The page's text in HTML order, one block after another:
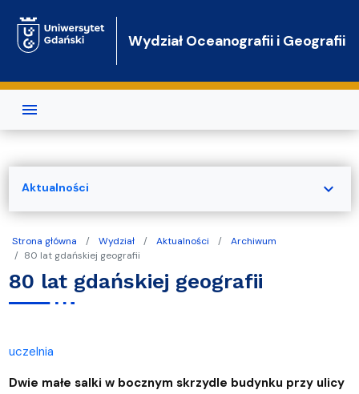
Wydział Oceanografii i Geografii
Strona główna Wydział Aktualności
Archiwum
80 lat gdańskiej geografii
80 lat gdańskiej geografii
uczelnia
Dwie małe salki w bocznym skrzydle budynku przy ulicy
Aktualności expand_more